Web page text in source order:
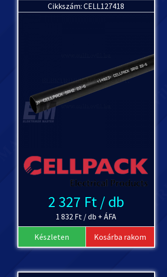
Cikkszám: CELL127418
2 327 Ft / db
1 832 Ft / db + ÁFA
Készleten Kosárba rakom